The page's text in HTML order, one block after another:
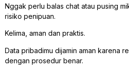
Nggak perlu balas chat atau pusing
risiko penipuan.
Kelima, aman dan praktis.
Data pribadimu dijamin aman karena
dengan prosedur benar.